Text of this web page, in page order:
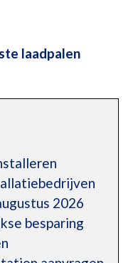
laadpalen
2026
besparing